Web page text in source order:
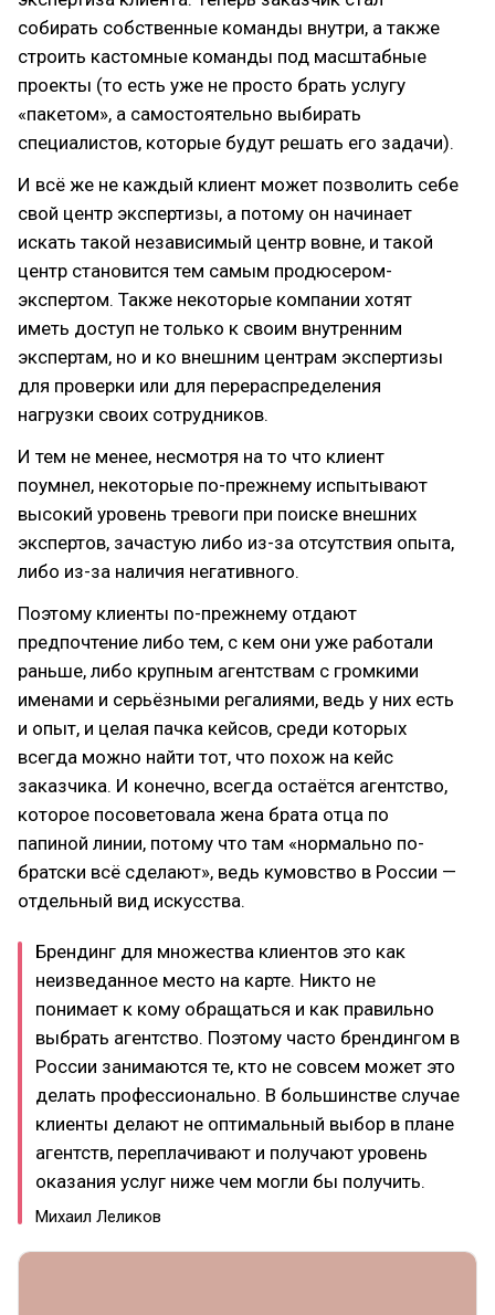
собирать собственные команды внутри, а также
строить кастомные команды под масштабные
проекты (то есть уже не просто брать услугу
«пакетом», а самостоятельно выбирать
специалистов, которые будут решать его задачи).
И всё же не каждый клиент может позволить себе
свой центр экспертизы, а потому он начинает
искать такой независимый центр вовне, и такой
центр становится тем самым продюсером-
экспертом. Также некоторые компании хотят
иметь доступ не только к своим внутренним
экспертам, но и ко внешним центрам экспертизы
для проверки или для перераспределения
нагрузки своих сотрудников.
И тем не менее, несмотря на то что клиент
поумнел, некоторые по-прежнему испытывают
высокий уровень тревоги при поиске внешних
экспертов, зачастую либо из-за отсутствия опыта,
либо из-за наличия негативного.
Поэтому клиенты по-прежнему отдают
предпочтение либо тем, с кем они уже работали
раньше, либо крупным агентствам с громкими
именами и серьёзными регалиями, ведь у них есть
и опыт, и целая пачка кейсов, среди которых
всегда можно найти тот, что похож на кейс
заказчика. И конечно, всегда остаётся агентство,
которое посоветовала жена брата отца по
папиной линии, потому что там «нормально по-
братски всё сделают», ведь кумовство в России —
отдельный вид искусства.
Брендинг для множества клиентов это как
неизведанное место на карте. Никто не
понимает к кому обращаться и как правильно
выбрать агентство. Поэтому часто брендингом в
России занимаются те, кто не совсем может это
делать профессионально. В большинстве случае
клиенты делают не оптимальный выбор в плане
агентств, переплачивают и получают уровень
оказания услуг ниже чем могли бы получить.
Михаил Леликов